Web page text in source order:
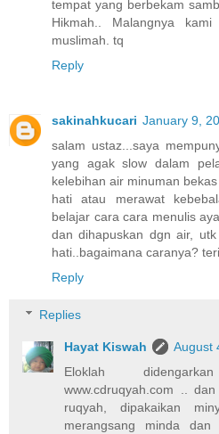
tempat yang berbekam
Hikmah.. Malangnya
muslimah. tq
Reply
sakinahkucari January 9,
salam ustaz...saya
yang agak slow dalam
kelebihan air minuman
hati atau merawat
belajar cara cara menulis
dan dihapuskan dgn air,
hati..bagaimana caranya?
Reply
Replies
Hayat Kiswah
August
Eloklah
www.cdruqyah.com ..
ruqyah, dipakaikan
merangsang minda